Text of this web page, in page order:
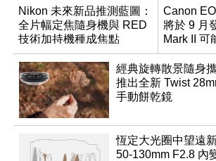
Nikon 未來新品推測藍圖：
全片幅定焦隨身機與 RED
技術加持機種成焦點
Canon
將於 9 月
Mark II 可
推出
經典旋轉散景隨身
推出全新 Twist
手動餅乾鏡
恆定大光圈中望遠
50-130mm F2.8 內